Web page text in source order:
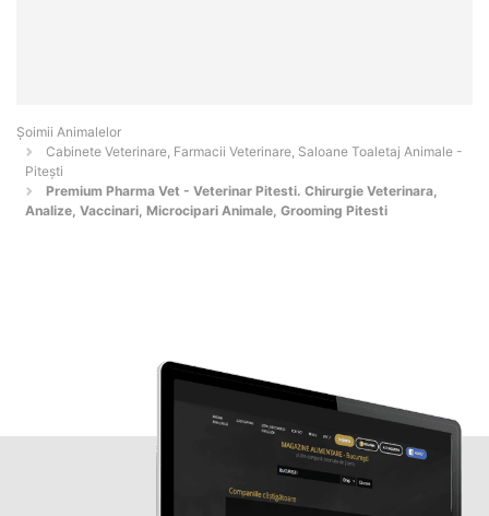
Şoimii Animalelor
Cabinete Veterinare, Farmacii Veterinare, Saloane Toaletaj Animale -
Piteşti
Premium Pharma Vet - Veterinar Pitesti. Chirurgie Veterinara,
Analize, Vaccinari, Microcipari Animale, Grooming Pitesti